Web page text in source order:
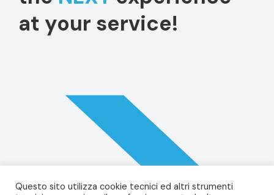
at your service!
Questo sito utilizza cookie tecnici ed altri strumenti